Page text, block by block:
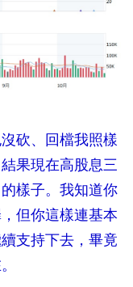
砍、回檔我照樣
果現在高股息三
樣子。我知道你
但你這樣連基本
支持下去，畢竟